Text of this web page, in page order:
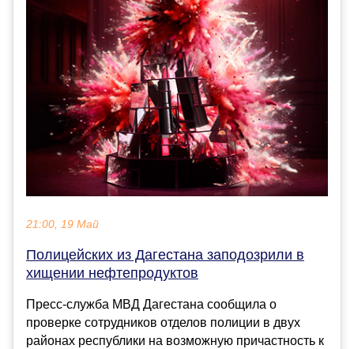
21:00, 19 Май
Полицейских из Дагестана заподозрили в
хищении нефтепродуктов
Пресс-служба МВД Дагестана сообщила о
проверке сотрудников отделов полиции в двух
районах республики на возможную причастность к